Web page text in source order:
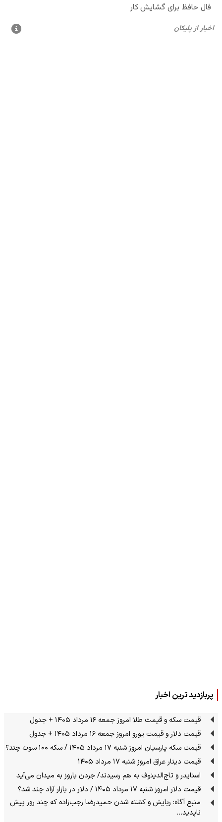
پربازدید ترین اخبار
قیمت سکه و قیمت طلا امروز جمعه ۱۶ مرداد ۱۴۰۵ + جدول
قیمت دلار و قیمت یورو امروز جمعه ۱۶ مرداد ۱۴۰۵ + جدول
قیمت سکه پارسیان امروز شنبه ۱۷ مرداد ۱۴۰۵ / سکه ۱۰۰ سوت چند؟
قیمت دینار عراق امروز شنبه ۱۷ مرداد ۱۴۰۵
اسنایدر و تاج‌الدینوف به هم رسیدند/ جردن باروز به میدان می‌آید
قیمت دلار امروز شنبه ۱۷ مرداد ۱۴۰۵ / دلار در بازار آزاد چند شد؟
منبع آگاه: ربایش و کشته شدن حمیدرضا رجب‌زاده که چند روز پیش
ناپدید…